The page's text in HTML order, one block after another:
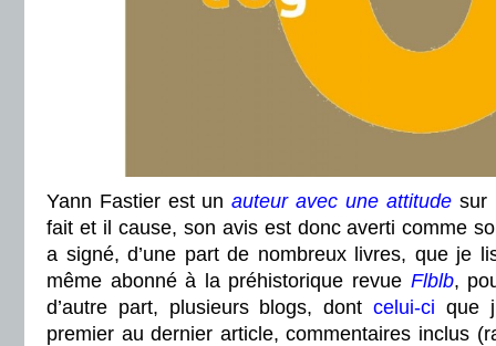
Yann Fastier est unauteur avec une attitudesur
fait et il cause, son avis est donc averti comme
a signé, d’une part de nombreux livres, que je
même abonné à la préhistorique revue Flblb,
d’autre part, plusieurs blogs, dont celui-ci que
premier au dernier article, commentaires inclus